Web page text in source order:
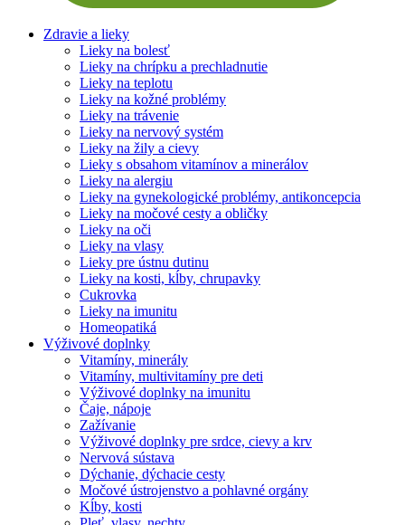
Zdravie a lieky
Lieky na bolesť
Lieky na chrípku a prechladnutie
Lieky na teplotu
Lieky na kožné problémy
Lieky na trávenie
Lieky na nervový systém
Lieky na žily a cievy
Lieky s obsahom vitamínov a minerálov
Lieky na alergiu
Lieky na gynekologické problémy, antikoncepcia
Lieky na močové cesty a obličky
Lieky na oči
Lieky na vlasy
Lieky pre ústnu dutinu
Lieky na kosti, kĺby, chrupavky
Cukrovka
Lieky na imunitu
Homeopatiká
Výživové doplnky
Vitamíny, minerály
Vitamíny, multivitamíny pre deti
Výživové doplnky na imunitu
Čaje, nápoje
Zažívanie
Výživové doplnky pre srdce, cievy a krv
Nervová sústava
Dýchanie, dýchacie cesty
Močové ústrojenstvo a pohlavné orgány
Kĺby, kosti